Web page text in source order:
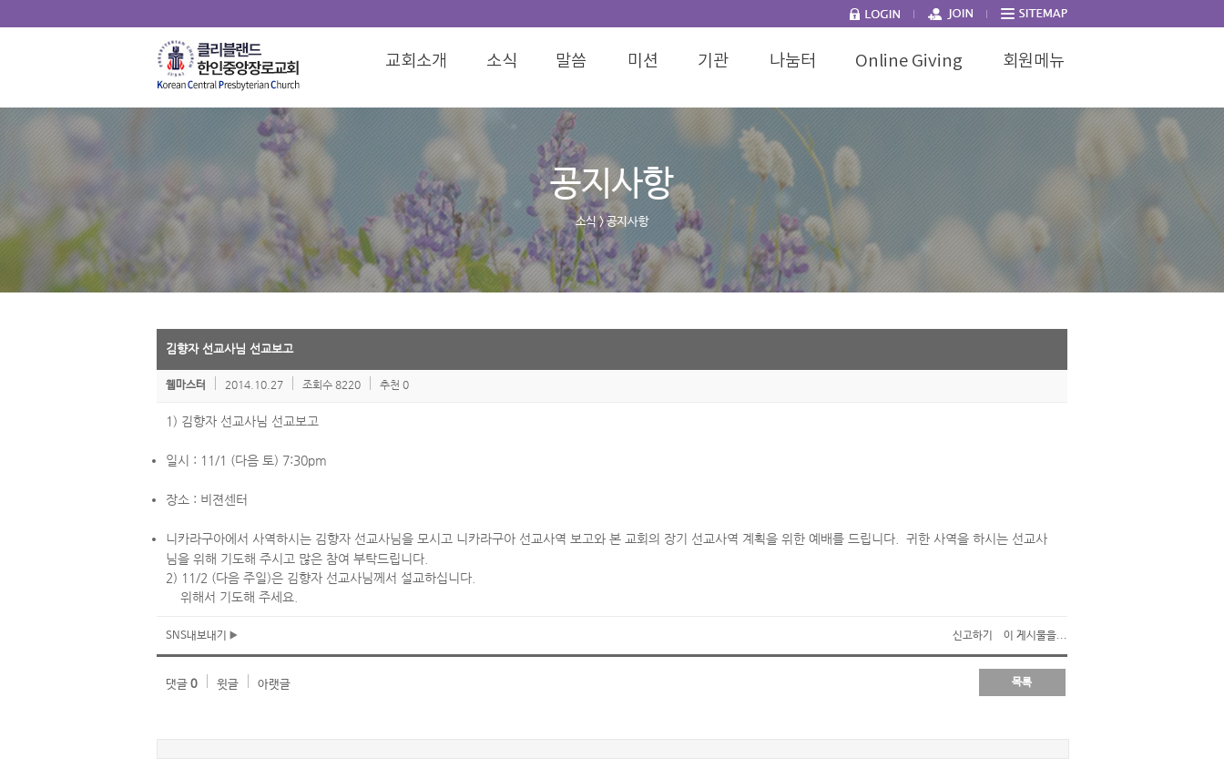
공지사항
소식> 공지사항
김향자 선교사님 선교보고
웹마스터 2014.10.27 조회수 8220 추천 0
1) 김향자 선교사님 선교보고
일시 : 11/1 (다음 토) 7:30pm
장소 : 비젼센터
니카라구아에서 사역하시는 김향자 선교사님을 모시고 니카라구아 선교사역 보고와 본 교회의 장기 선교사역 계획을 위한 예배를 드립니다. 귀한 사역을 하시는 선교사
님을 위해 기도해 주시고 많은 참여 부탁드립니다.
2) 11/2 (다음 주일)은 김향자 선교사님께서 설교하십니다.
위해서 기도해 주세요.
SNS내보내기 신고하기 이 게시물을...
댓글 0 윗글 아랫글 목록